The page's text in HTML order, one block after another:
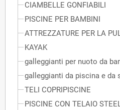
CIAMBELLE GONFIABILI
PISCINE PER BAMBINI
ATTREZZATURE PER LA
KAYAK
galleggianti per nuoto da
galleggianti da piscina e da
TELI COPRIPISCINE
PISCINE CON TELAIO